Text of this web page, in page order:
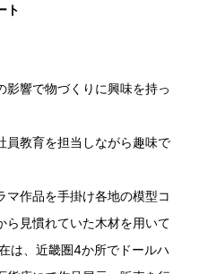
ト
影響で物づくりに興味を持っ
員教育を担当しながら趣味で
マ作品を手掛け各地の模型コ
ら見慣れていた木材を用いて
は、近畿圏4か所でドールハ